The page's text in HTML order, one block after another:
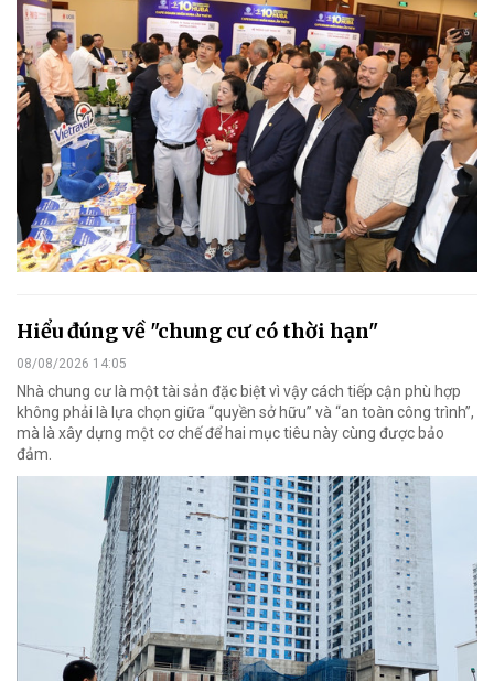
Hiểu đúng về "chung cư có thời hạn"
08/08/2026 14:05
Nhà chung cư là một tài sản đặc biệt vì vậy cách tiếp cận phù hợp
không phải là lựa chọn giữa “quyền sở hữu” và “an toàn công trình”,
mà là xây dựng một cơ chế để hai mục tiêu này cùng được bảo
đảm.